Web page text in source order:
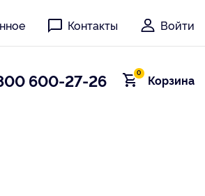
Контакты Войти
600-27-26 Корзина
0